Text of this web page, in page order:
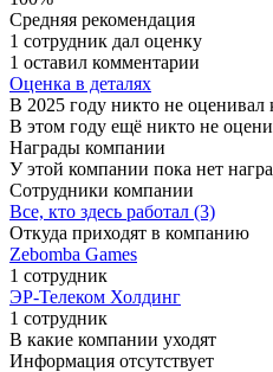
Средняя рекомендация
1 сотрудник дал оценку
1 оставил комментарии
Оценка в деталях
В 2025 году никто не
В этом году ещё никто не
Награды компании
У этой компании пока нет
Сотрудники компании
Все, кто здесь работал (3)
Откуда приходят в компанию
Zebomba Games
1 сотрудник
ЭР-Телеком Холдинг
1 сотрудник
В какие компании уходят
Информация отсутствует